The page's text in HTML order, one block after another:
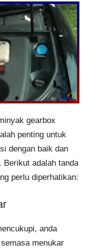
gearbox
penting untuk
dengan baik dan
Berikut adalah tanda
perlu diperhatikan:
anda
menukar